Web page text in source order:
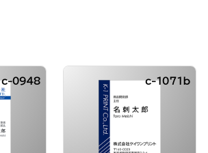
c-0948 c-1071b